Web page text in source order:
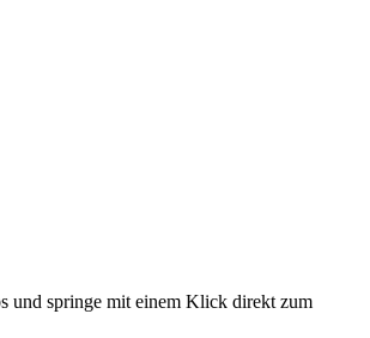
und springe mit einem Klick direkt zum